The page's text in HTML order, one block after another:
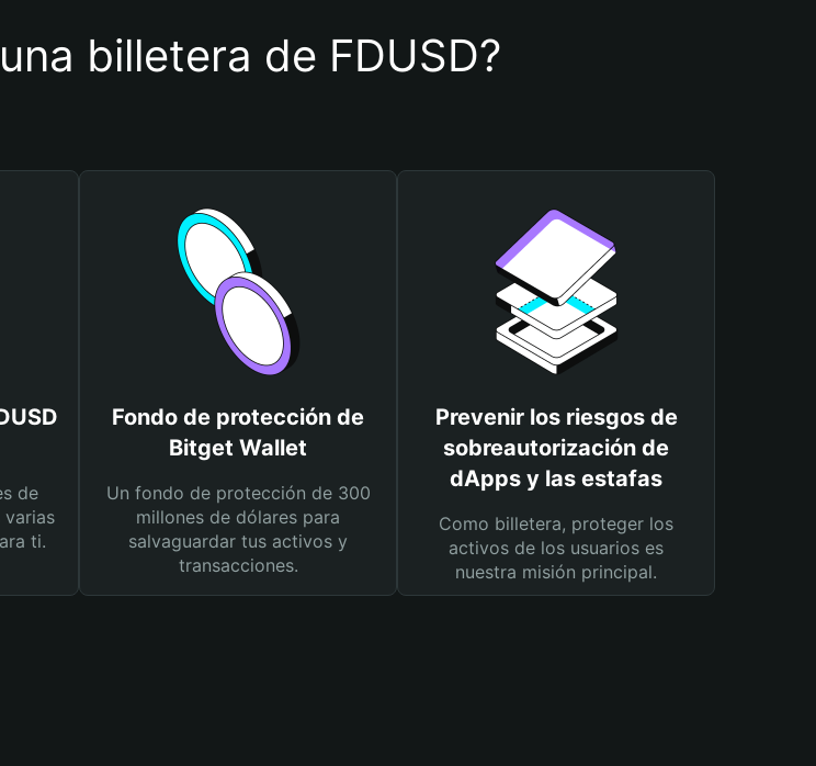
billetera de FDUSD?
de
varias
ti.
Fondo de protección de
Bitget Wallet
Un fondo de protección de 300
millones de dólares para
salvaguardar tus activos y
transacciones.
Prevenir los riesgos de
sobreautorización de
dApps y las estafas
Como billetera, proteger los
activos de los usuarios es
nuestra misión principal.